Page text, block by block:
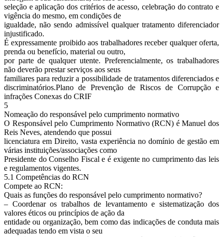
seleção e aplicação dos critérios de acesso, celebração do contrato e
vigência do mesmo, em condições de
igualdade, não sendo admissível qualquer tratamento diferenciador
injustificado.
É expressamente proibido aos trabalhadores receber qualquer oferta,
prenda ou benefício, material ou outro,
por parte de qualquer utente. Preferencialmente, os trabalhadores
não deverão prestar serviços aos seus
familiares para reduzir a possibilidade de tratamentos diferenciados e
discriminatórios.Plano de Prevenção de Riscos de Corrupção e
infrações Conexas do CRIF
5
Nomeação do responsável pelo cumprimento normativo
O Responsável pelo Cumprimento Normativo (RCN) é Manuel dos
Reis Neves, atendendo que possui
licenciatura em Direito, vasta experiência no domínio de gestão em
várias instituições/associações como
Presidente do Conselho Fiscal e é exigente no cumprimento das leis
e regulamentos vigentes.
5.1 Competências do RCN
Compete ao RCN:
Quais as funções do responsável pelo cumprimento normativo?
– Coordenar os trabalhos de levantamento e sistematização dos
valores éticos ou princípios de ação da
entidade ou organização, bem como das indicações de conduta mais
adequadas tendo em vista o seu